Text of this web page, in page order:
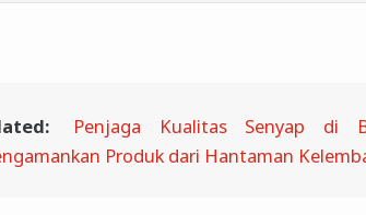
Penjaga Kualitas Senyap di
Produk dari Hantaman